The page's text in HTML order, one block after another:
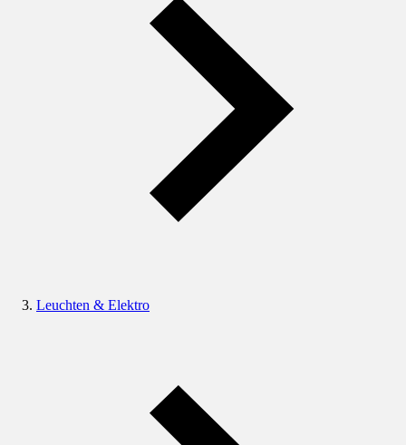
Leuchten & Elektro